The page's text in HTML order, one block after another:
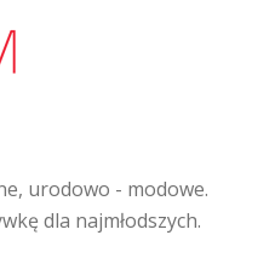
urodowo - modowe.
dla najmłodszych.